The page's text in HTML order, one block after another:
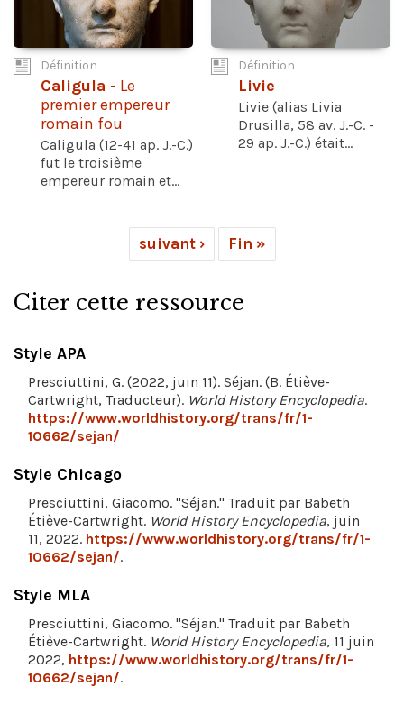
Définition
Caligula - Le
premier empereur
romain fou
Caligula (12-41 ap. J.-C.)
fut le troisième
empereur romain et...
Définition
Livie
Livie (alias Livia
Drusilla, 58 av. J.-C. -
29 ap. J.-C.) était...
suivant › Fin »
Citer cette ressource
Style APA
Presciuttini, G. (2022, juin 11). Séjan. (B. Étiève-
Cartwright, Traducteur). World History Encyclopedia.
https://www.worldhistory.org/trans/fr/1-
10662/sejan/
Style Chicago
Presciuttini, Giacomo. "Séjan." Traduit par Babeth
Étiève-Cartwright. World History Encyclopedia, juin
11, 2022. https://www.worldhistory.org/trans/fr/1-
10662/sejan/.
Style MLA
Presciuttini, Giacomo. "Séjan." Traduit par Babeth
Étiève-Cartwright. World History Encyclopedia, 11 juin
2022, https://www.worldhistory.org/trans/fr/1-
10662/sejan/.